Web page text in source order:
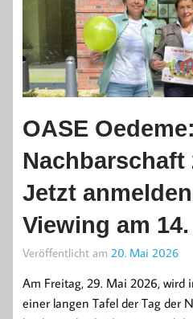
OASE
Nachbarschaft
Jetzt
Viewing am
Veröffentlicht am 20. Mai 2026
Am Freitag, 29. Mai 2026, wird
einer langen Tafel der Tag der